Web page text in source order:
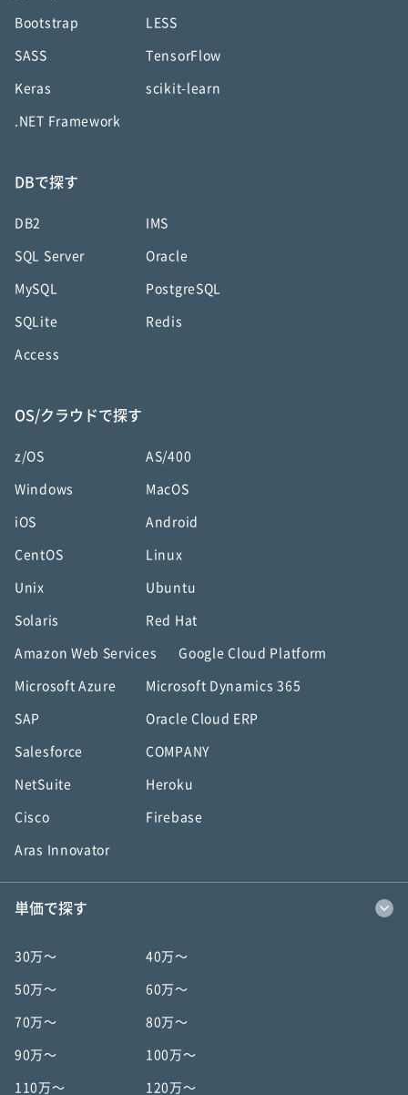
Bootstrap LESS
SASS TensorFlow
Keras scikit-learn
.NET Framework
DBで探す
DB2 IMS
SQL Server Oracle
MySQL PostgreSQL
SQLite Redis
Access
OS/クラウドで探す
z/OS AS/400
Windows MacOS
iOS Android
CentOS Linux
Unix Ubuntu
Solaris Red Hat
Amazon Web Services Google Cloud Platform
Microsoft Azure Microsoft Dynamics 365
SAP Oracle Cloud ERP
Salesforce COMPANY
NetSuite Heroku
Cisco Firebase
Aras Innovator
単価で探す
30万〜 40万〜
50万〜 60万〜
70万〜 80万〜
90万〜 100万〜
110万〜 120万〜